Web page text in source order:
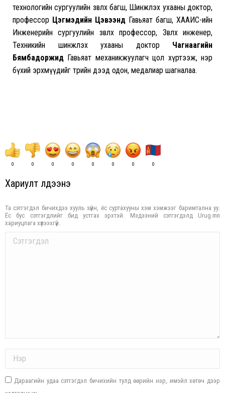
технологийн сургуулийн зөвлөх багш, Шинжлэх ухааны доктор,
профессор Цэгмэдийн Цэвээнд Гавьяат багш, ХААИС-ийн
Инженерийн сургуулийн зөвлөх профессор, Зөвлөх инженер,
Техникийн шинжлэх ухааны доктор Чагнаагийн
Бямбадоржид Гавьяат механикжуулагч цол хүртээж, нэр
бүхий эрхмүүдийг төрийн дээд одон, медалиар шагналаа.
0 0 0 0 0 0 0 0
Хариулт үлдээнэ үү
Та сэтгэгдэл бичихдээ хууль зүйн, ёс суртахууны хэм хэмжээг баримтална уу.
Ёс бус сэтгэгдлийг бид устгах эрхтэй. Мэдээний сэтгэгдэлд Urug.mn
хариуцлага хүлээхгүй.
Comment
Дараагийн удаа сэтгэгдэл бичихийн тулд өөрийн нэр, имэйл хөтөч дээр